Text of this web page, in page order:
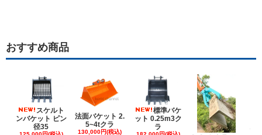
おすすめ商品
スケルト
ンバケット ピン
径35
法面バケット 2.
5~4tクラ
130,000円(税込)
標準バケ
ット 0.25m3ク
ラ